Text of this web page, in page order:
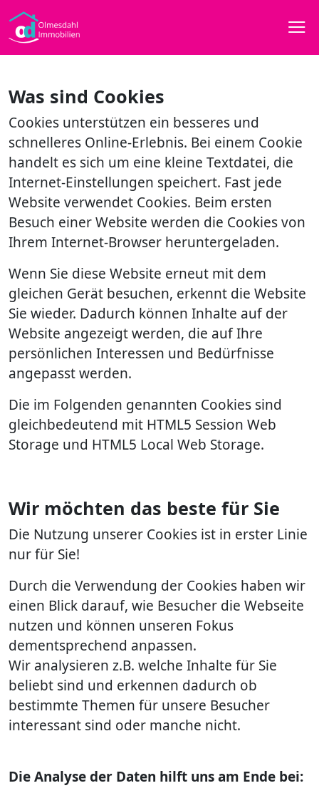
Unsere verwendeten Cookies
und deren Aufgabe
Was sind Cookies
Cookies unterstützen ein besseres und
schnelleres Online-Erlebnis. Bei einem Cookie
handelt es sich um eine kleine Textdatei, die
Internet-Einstellungen speichert. Fast jede
Website verwendet Cookies. Beim ersten
Besuch einer Website werden die Cookies von
Ihrem Internet-Browser heruntergeladen.
Wenn Sie diese Website erneut mit dem
gleichen Gerät besuchen, erkennt die Website
Sie wieder. Dadurch können Inhalte auf der
Website angezeigt werden, die auf Ihre
persönlichen Interessen und Bedürfnisse
angepasst werden.
Die im Folgenden genannten Cookies sind
gleichbedeutend mit HTML5 Session Web
Storage und HTML5 Local Web Storage.
Wir möchten das beste für Sie
Die Nutzung unserer Cookies ist in erster Linie
nur für Sie!
Durch die Verwendung der Cookies haben wir
einen Blick darauf, wie Besucher die Webseite
nutzen und können unseren Fokus
dementsprechend anpassen.
Wir analysieren z.B. welche Inhalte für Sie
beliebt sind und erkennen dadurch ob
bestimmte Themen für unsere Besucher
interessant sind oder manche nicht.
Die Analyse der Daten hilft uns am Ende bei: